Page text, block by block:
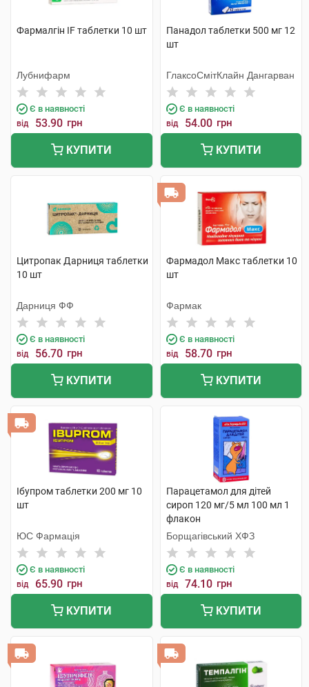
Фармалгін IF таблетки 10 шт
Лубнифарм
Є в наявності
від 53.90 грн
КУПИТИ
Панадол таблетки 500 мг 12
шт
ГлаксоСмітКлайн Дангарван
Є в наявності
від 54.00 грн
КУПИТИ
Цитропак Дарниця таблетки
10 шт
Дарниця ФФ
Є в наявності
від 56.70 грн
КУПИТИ
Фармадол Макс таблетки 10
шт
Фармак
Є в наявності
від 58.70 грн
КУПИТИ
Ібупром таблетки 200 мг 10
шт
ЮС Фармація
Є в наявності
від 65.90 грн
КУПИТИ
Парацетамол для дітей
сироп 120 мг/5 мл 100 мл 1
флакон
Борщагівський ХФЗ
Є в наявності
від 74.10 грн
КУПИТИ